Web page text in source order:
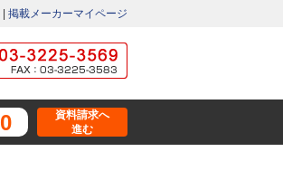
掲載メーカーマイページ
0
資料請求へ
進む